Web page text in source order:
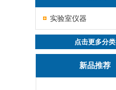
实验室仪器
点击更多分类
新品推荐